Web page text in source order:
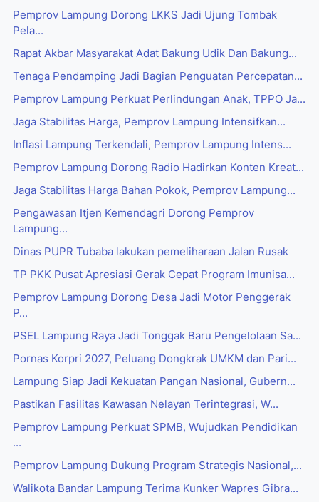
Pemprov Lampung Dorong LKKS Jadi Ujung Tombak
Pela...
Rapat Akbar Masyarakat Adat Bakung Udik Dan Bakung...
Tenaga Pendamping Jadi Bagian Penguatan Percepatan...
Pemprov Lampung Perkuat Perlindungan Anak, TPPO Ja...
Jaga Stabilitas Harga, Pemprov Lampung Intensifkan...
Inflasi Lampung Terkendali, Pemprov Lampung Intens...
Pemprov Lampung Dorong Radio Hadirkan Konten Kreat...
Jaga Stabilitas Harga Bahan Pokok, Pemprov Lampung...
Pengawasan Itjen Kemendagri Dorong Pemprov
Lampung...
Dinas PUPR Tubaba lakukan pemeliharaan Jalan Rusak
TP PKK Pusat Apresiasi Gerak Cepat Program Imunisa...
Pemprov Lampung Dorong Desa Jadi Motor Penggerak
P...
PSEL Lampung Raya Jadi Tonggak Baru Pengelolaan Sa...
Pornas Korpri 2027, Peluang Dongkrak UMKM dan Pari...
Lampung Siap Jadi Kekuatan Pangan Nasional, Gubern...
Pastikan Fasilitas Kawasan Nelayan Terintegrasi, W...
Pemprov Lampung Perkuat SPMB, Wujudkan Pendidikan
...
Pemprov Lampung Dukung Program Strategis Nasional,...
Walikota Bandar Lampung Terima Kunker Wapres Gibra...